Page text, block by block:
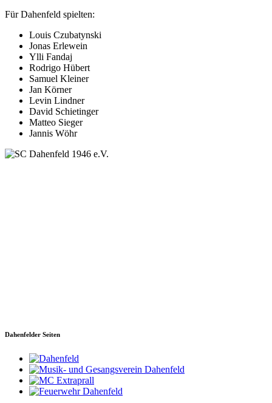
Für Dahenfeld spielten:
Louis Czubatynski
Jonas Erlewein
Ylli Fandaj
Rodrigo Hübert
Samuel Kleiner
Jan Körner
Levin Lindner
David Schietinger
Matteo Sieger
Jannis Wöhr
Dahenfelder Seiten